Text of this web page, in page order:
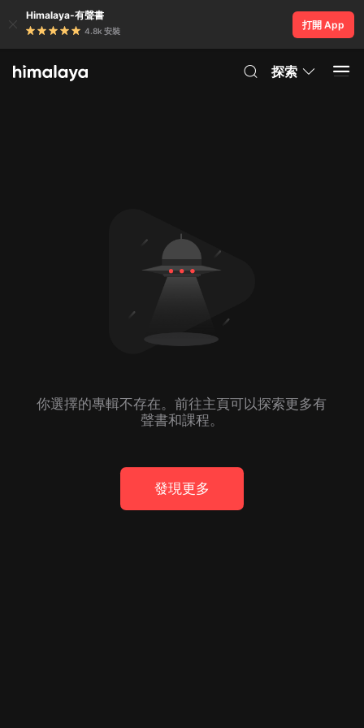
Himalaya-有聲書
4.8k 安裝
打開 App
探索
你選擇的專輯不存在。前往主頁可以探索更多有
聲書和課程。
發現更多